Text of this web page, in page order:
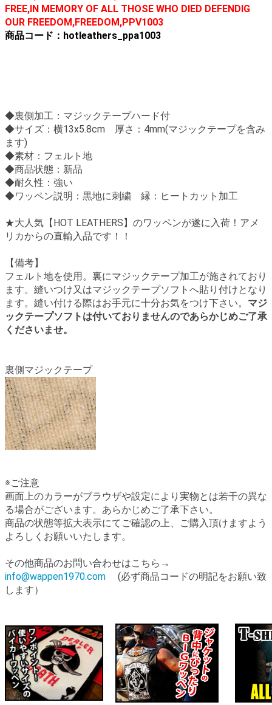
FREE,IN MEMORY OF ALL THOSE WHO DIED DEFENDIG
OUR FREEDOM,FREEDOM,PPV1003
商品コード：hotleathers_ppa1003
◆裏側加工：マジックテープハード付
◆サイズ：横13x5.8cm 厚さ：4mm(マジックテープを含み
ます)
◆素材：フェルト地
◆商品状態：新品
◆耐久性：強い
◆ワッペン説明：黒地に刺繍 縁：ヒートカット加工
★大人気【HOT LEATHERS】のワッペンが遂に入荷！アメ
リカからの直輸入品です！！
【備考】
フェルト地を使用。裏にマジックテープ加工が施されており
ます。縫いつけ又はマジックテープソフトへ貼り付けとなり
ます。縫い付ける際はお手元に十分お気をつけ下さい。 マジ
ックテープソフトは付いておりませんのであらかじめご了承
くださいませ。
裏側マジックテープ
※ご注意
画面上のカラーがブラウザや設定により実物とは若干の異な
る場合がございます。あらかじめご了承下さい。
商品の状態等拡大表示にてご確認の上、ご購入頂けますよう
よろしくお願いいたします。
その他商品のお問い合わせはこちら→
info@wappen1970.com (必ず商品コードの明記をお願い致
します）